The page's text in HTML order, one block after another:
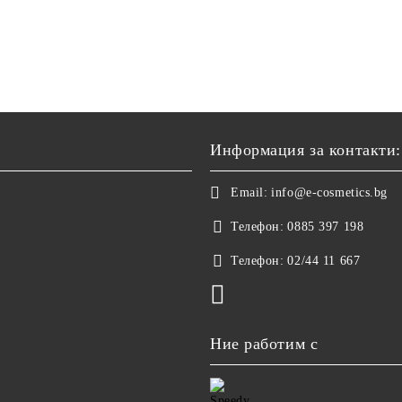
Информация за контакти:
Email: info@e-cosmetics.bg
Телефон: 0885 397 198
Телефон: 02/44 11 667
Ние работим с